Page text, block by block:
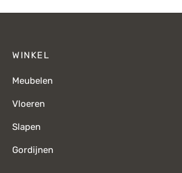
WINKEL
Meubelen
Vloeren
Slapen
Gordijnen